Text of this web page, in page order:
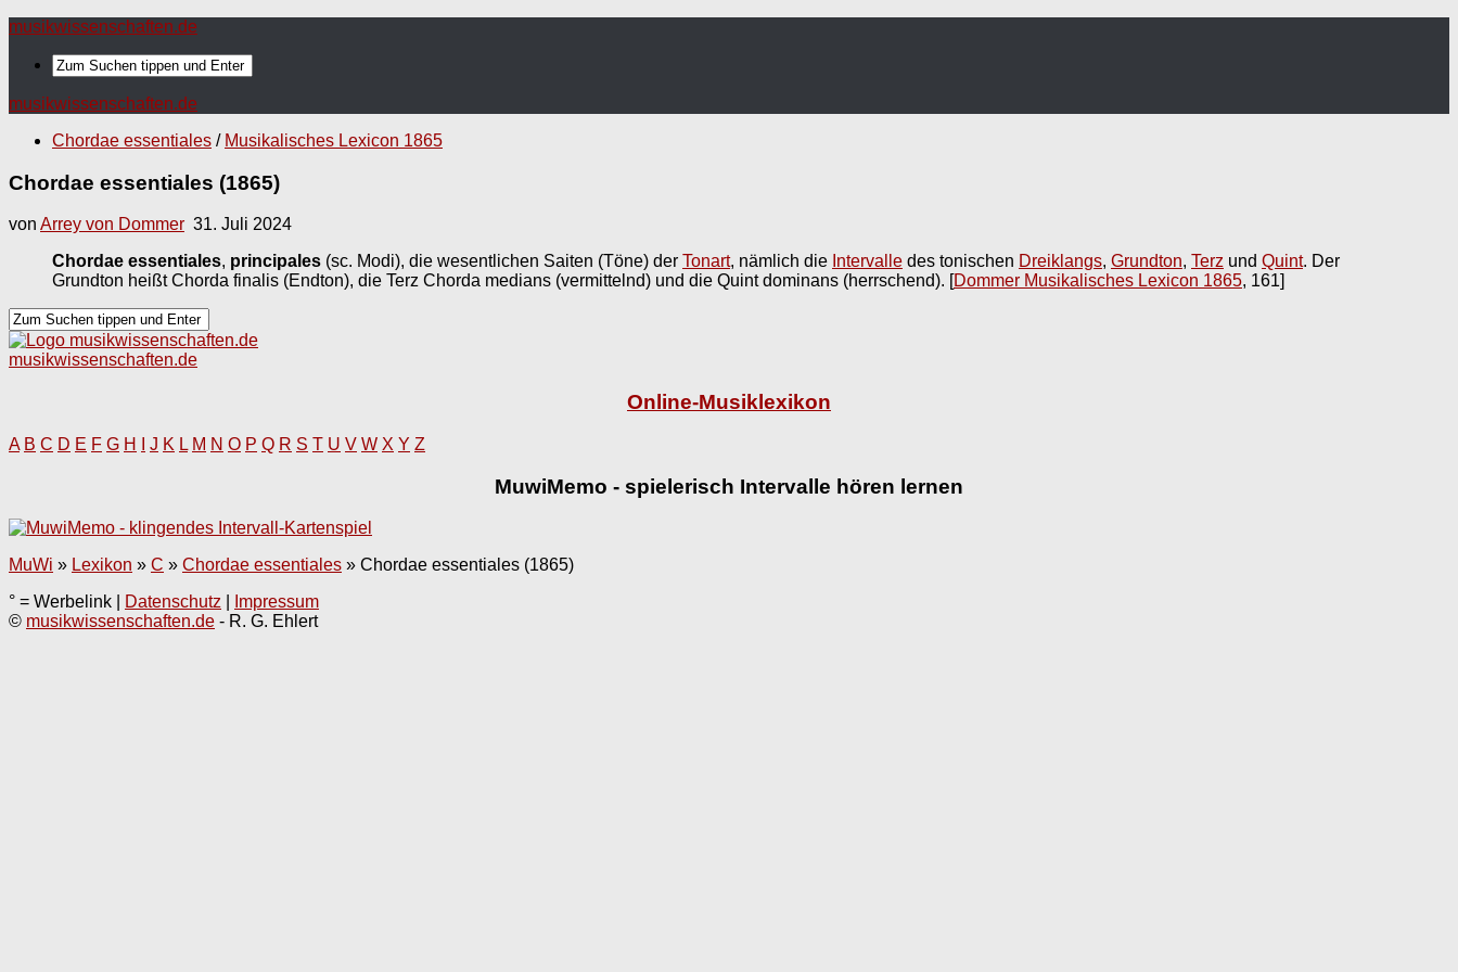
musikwissenschaften.de
musikwissenschaften.de
Chordae essentiales / Musikalisches Lexicon 1865
Chordae essentiales (1865)
von Arrey von Dommer 31. Juli 2024
Chordae essentiales, principales (sc. Modi), die wesentlichen Saiten (Töne) der Tonart, nämlich die Intervalle des tonischen Dreiklangs, Grundton, Terz und Quint. Der
Grundton heißt Chorda finalis (Endton), die Terz Chorda medians (vermittelnd) und die Quint dominans (herrschend). [Dommer Musikalisches Lexicon 1865, 161]
musikwissenschaften.de
Online-Musiklexikon
A B C D E F G H J K L M N O P Q R S T U V W X Y Z
MuwiMemo - spielerisch Intervalle hören lernen
MuWi » Lexikon » C » Chordae essentiales » Chordae essentiales (1865)
° = Werbelink |
Datenschutz
Impressum
© musikwissenschaften.de - R. G. Ehlert